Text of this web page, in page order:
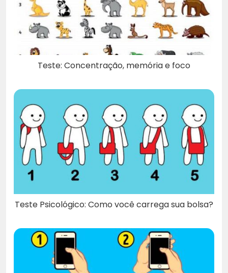
Teste: Concentração, memória e foco
Teste Psicológico: Como você carrega sua bolsa?